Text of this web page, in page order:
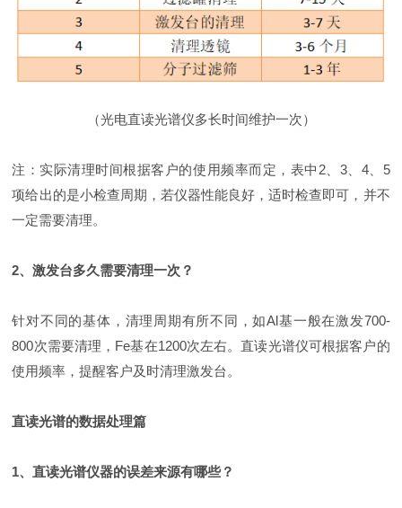
（光电直读光谱仪多长时间维护一次）
注：实际清理时间根据客户的使用频率而定，表中2、3、4、5
项给出的是小检查周期，若仪器性能良好，适时检查即可，并不
一定需要清理。
2、激发台多久需要清理一次？
针对不同的基体，清理周期有所不同，如Al基一般在激发700-
800次需要清理，Fe基在1200次左右。直读光谱仪可根据客户的
使用频率，提醒客户及时清理激发台。
直读光谱的数据处理篇
1、直读光谱仪器的误差来源有哪些？